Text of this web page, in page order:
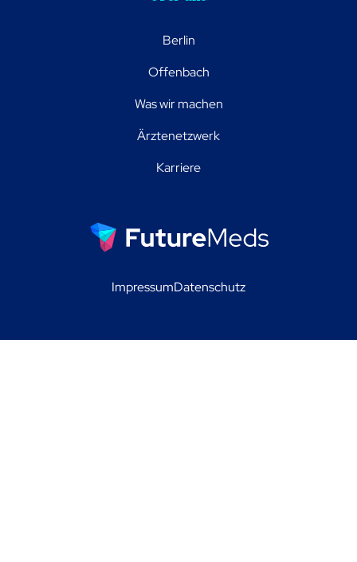
Berlin
Offenbach
Was wir machen
Ärztenetzwerk
Karriere
ImpressumDatenschutz